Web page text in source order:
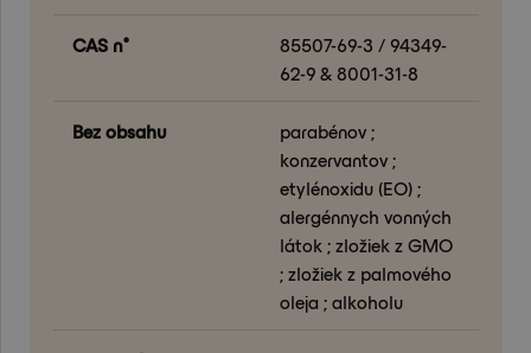
CAS n°
85507-69-3 / 94349-
62-9 & 8001-31-8
Bez obsahu
parabénov ;
konzervantov ;
etylénoxidu (EO) ;
alergénnych vonných
látok ; zložiek z GMO
; zložiek z palmového
oleja ; alkoholu